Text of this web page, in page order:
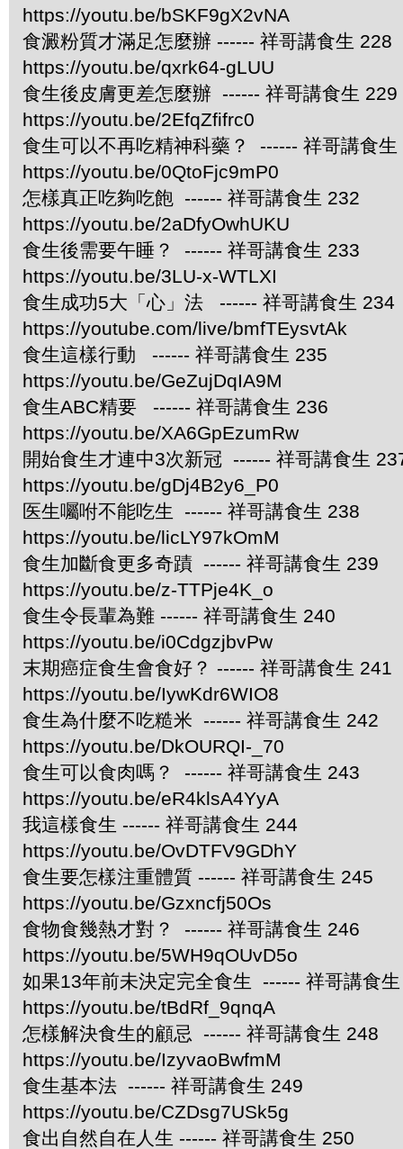
https://youtu.be/bSKF9gX2vNA
食澱粉質才滿足怎麼辦 ------ 祥哥講食生 228
https://youtu.be/qxrk64-gLUU
食生後皮膚更差怎麼辦 ------ 祥哥講食生 229
https://youtu.be/2EfqZfifrc0
食生可以不再吃精神科藥？ ------ 祥哥講食生
https://youtu.be/0QtoFjc9mP0
怎樣真正吃夠吃飽 ------ 祥哥講食生 232
https://youtu.be/2aDfyOwhUKU
食生後需要午睡？ ------ 祥哥講食生 233
https://youtu.be/3LU-x-WTLXI
食生成功5大「心」法 ------ 祥哥講食生 234
https://youtube.com/live/bmfTEysvtAk
食生這樣行動 ------ 祥哥講食生 235
https://youtu.be/GeZujDqIA9M
食生ABC精要 ------ 祥哥講食生 236
https://youtu.be/XA6GpEzumRw
開始食生才連中3次新冠 ------ 祥哥講食生
https://youtu.be/gDj4B2y6_P0
医生囑咐不能吃生 ------ 祥哥講食生 238
https://youtu.be/licLY97kOmM
食生加斷食更多奇蹟 ------ 祥哥講食生 239
https://youtu.be/z-TTPje4K_o
食生令長輩為難 ------ 祥哥講食生 240
https://youtu.be/i0CdgzjbvPw
末期癌症食生會食好？ ------ 祥哥講食生 241
https://youtu.be/IywKdr6WIO8
食生為什麼不吃糙米 ------ 祥哥講食生 242
https://youtu.be/DkOURQI-_70
食生可以食肉嗎？ ------ 祥哥講食生 243
https://youtu.be/eR4klsA4YyA
我這樣食生 ------ 祥哥講食生 244
https://youtu.be/OvDTFV9GDhY
食生要怎樣注重體質 ------ 祥哥講食生 245
https://youtu.be/Gzxncfj50Os
食物食幾熱才對？ ------ 祥哥講食生 246
https://youtu.be/5WH9qOUvD5o
如果13年前未決定完全食生 ------ 祥哥講食
https://youtu.be/tBdRf_9qnqA
怎樣解決食生的顧忌 ------ 祥哥講食生 248
https://youtu.be/IzyvaoBwfmM
食生基本法 ------ 祥哥講食生 249
https://youtu.be/CZDsg7USk5g
食出自然自在人生 ------ 祥哥講食生 250